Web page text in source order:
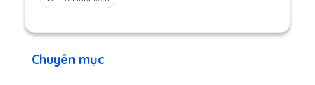
Chuyên mục